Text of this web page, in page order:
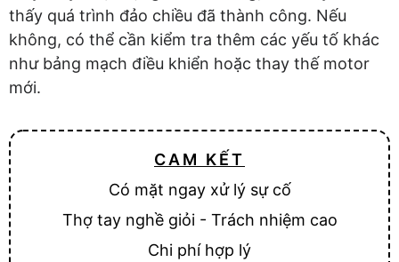
thấy quá trình đảo chiều đã thành công. Nếu
không, có thể cần kiểm tra thêm các yếu tố khác
như bảng mạch điều khiển hoặc thay thế motor
mới.
CAM KẾT
Có mặt ngay xử lý sự cố
Thợ tay nghề giỏi - Trách nhiệm cao
Chi phí hợp lý